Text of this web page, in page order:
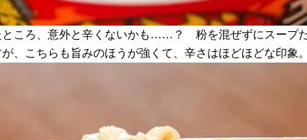
ころ、意外と辛くないかも……？ 粉を混ぜずにスープ
、こちらも旨みのほうが強くて、辛さはほどほどな印象。